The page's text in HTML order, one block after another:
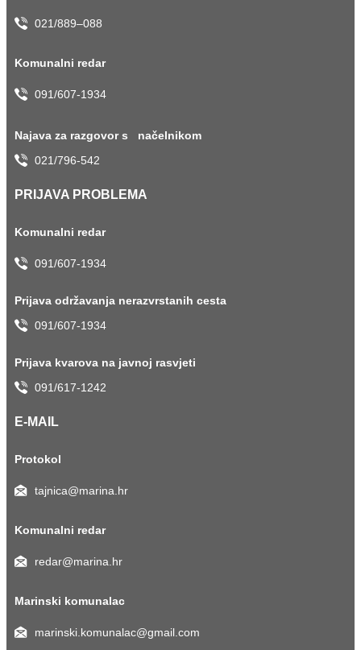
021/889–088
Komunalni redar
091/607-1934
Najava za razgovor s načelnikom
021/796-542
PRIJAVA PROBLEMA
Komunalni redar
091/607-1934
Prijava održavanja nerazvrstanih cesta
091/607-1934
Prijava kvarova na javnoj rasvjeti
091/617-1242
E-MAIL
Protokol
tajnica@marina.hr
Komunalni redar
redar@marina.hr
Marinski komunalac
marinski.komunalac@gmail.com